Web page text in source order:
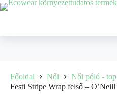
Főoldal Női
Női póló - top
Festi Stripe Wrap felső – O’Neill